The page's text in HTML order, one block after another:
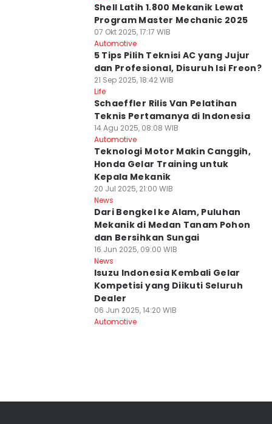
Shell Latih 1.800 Mekanik Lewat
Program Master Mechanic 2025
07 Okt 2025, 17:17 WIB
Automotive
5 Tips Pilih Teknisi AC yang Jujur
dan Profesional, Disuruh Isi Freon?
21 Sep 2025, 18:42 WIB
Life
Schaeffler Rilis Van Pelatihan
Teknis Pertamanya di Indonesia
14 Agu 2025, 08:08 WIB
Automotive
Teknologi Motor Makin Canggih,
Honda Gelar Training untuk
Kepala Mekanik
20 Jul 2025, 21:00 WIB
News
Dari Bengkel ke Alam, Puluhan
Mekanik di Medan Tanam Pohon
dan Bersihkan Sungai
16 Jun 2025, 09:00 WIB
News
Isuzu Indonesia Kembali Gelar
Kompetisi yang Diikuti Seluruh
Dealer
06 Jun 2025, 14:20 WIB
Automotive